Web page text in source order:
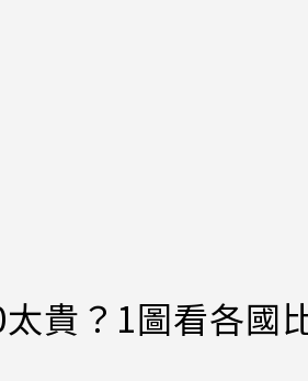
貴？1圖看各國